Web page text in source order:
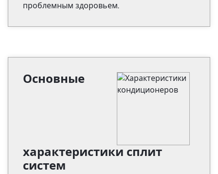
проблемным здоровьем.
Основные
характеристики сплит
систем